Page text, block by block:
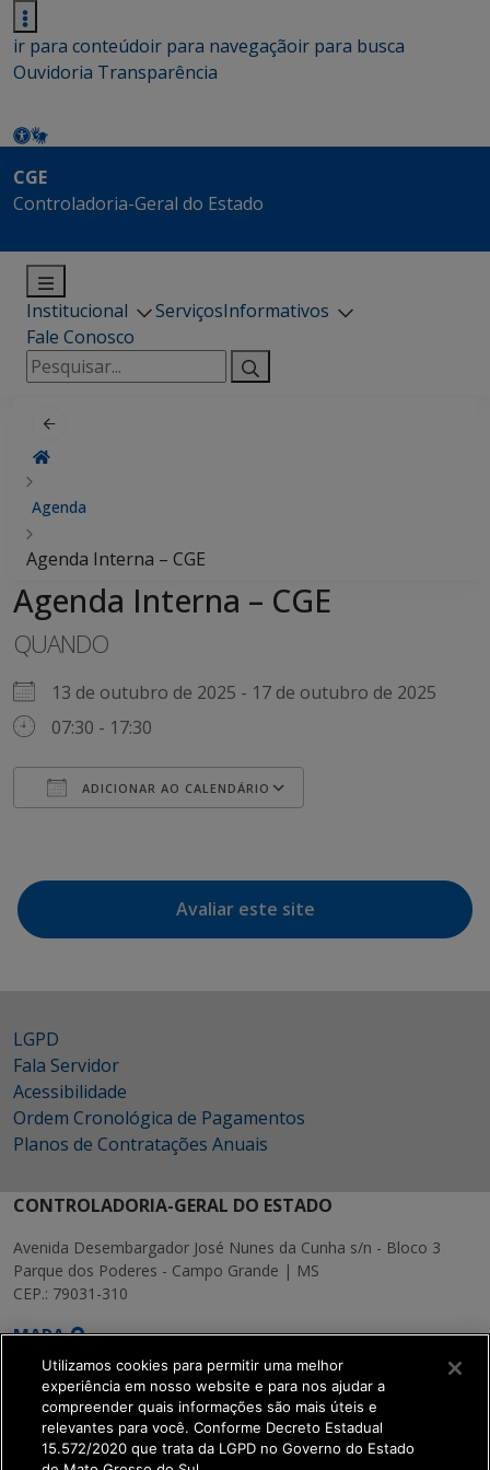
ir para conteúdoir para navegaçãoir para busca
Ouvidoria Transparência
CGE
Controladoria-Geral do Estado
Institucional ServiçosInformativos
Fale Conosco
Pesquisar
por:
Agenda
Agenda Interna – CGE
Agenda Interna – CGE
QUANDO
13 de outubro de 2025 - 17 de outubro de 2025
07:30 - 17:30
ADICIONAR AO CALENDÁRIO
Avaliar este site
LGPD
Fala Servidor
Acessibilidade
Ordem Cronológica de Pagamentos
Planos de Contratações Anuais
CONTROLADORIA-GERAL DO ESTADO
Avenida Desembargador José Nunes da Cunha s/n - Bloco 3
Parque dos Poderes - Campo Grande | MS
CEP.: 79031-310
MAPA
SETDIG | Secretaria-
Utilizamos cookies para permitir uma melhor
experiência em nosso website e para nos ajudar a
compreender quais informações são mais úteis e
relevantes para você. Conforme Decreto Estadual
15.572/2020 que trata da LGPD no Governo do Estado